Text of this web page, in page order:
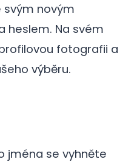
svým novým
heslem. Na svém
fotografii a
výběru.
jména se vyhněte